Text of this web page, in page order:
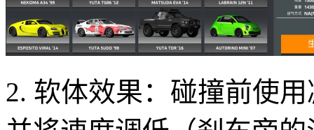
2. 软体效果：碰撞前使